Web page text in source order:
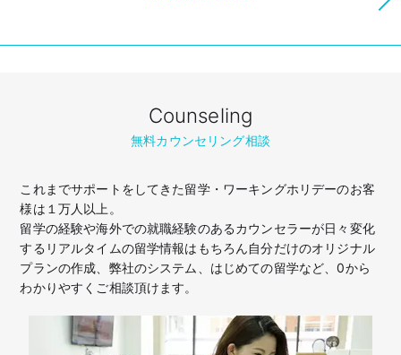
Counseling
無料カウンセリング相談
これまでサポートをしてきた留学・ワーキングホリデーのお客
様は１万人以上。
留学の経験や海外での就職経験のあるカウンセラーが日々変化
するリアルタイムの留学情報はもちろん自分だけのオリジナル
プランの作成、弊社のシステム、はじめての留学など、0から
わかりやすくご相談頂けます。